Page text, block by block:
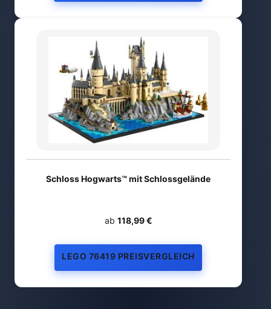
Schloss Hogwarts™ mit Schlossgelände
ab 118,99 €
LEGO 76419 PREISVERGLEICH